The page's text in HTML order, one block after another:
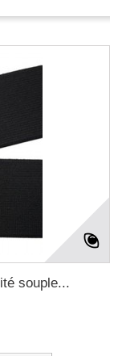
souple...